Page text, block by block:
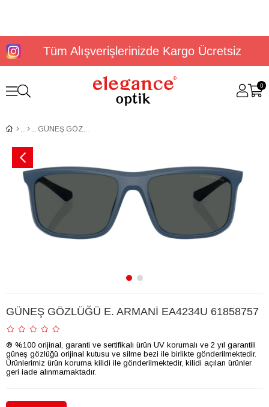
Tüm Alışverişlerinizde Kargo Ücretsiz
0
GÜNEŞ GÖZLÜĞÜ E. ARMANİ EA4234U 61858757
GÜNEŞ GÖZLÜĞÜ E. ARMANİ EA4234U 61858757
® %100 orijinal, garanti ve sertifikalı ürün UV korumalı ve 2 yıl garantili
güneş gözlüğü orijinal kutusu ve silme bezi ile birlikte gönderilmektedir.
Ürünlerimiz ürün koruma kilidi ile gönderilmektedir, kilidi açılan ürünler
geri iade alınmamaktadır.